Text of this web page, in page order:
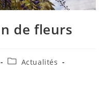
de fleurs
PostActualités